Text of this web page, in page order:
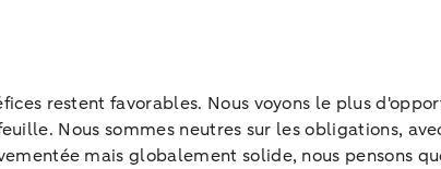
restent favorables. Nous voyons le plus
Nous sommes neutres sur les obligations,
mais globalement solide, nous pensons